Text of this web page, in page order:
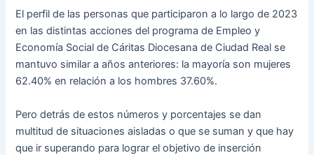
El perfil de las personas que participaron a lo largo de 2023
en las distintas acciones del programa de Empleo y
Economía Social de Cáritas Diocesana de Ciudad Real se
mantuvo similar a años anteriores: la mayoría son mujeres
62.40% en relación a los hombres 37.60%.
Pero detrás de estos números y porcentajes se dan
multitud de situaciones aisladas o que se suman y que hay
que ir superando para lograr el objetivo de inserción